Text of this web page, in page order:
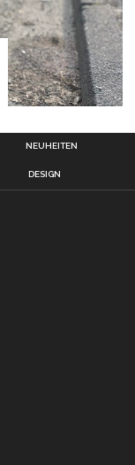
NEUHEITEN
DESIGN